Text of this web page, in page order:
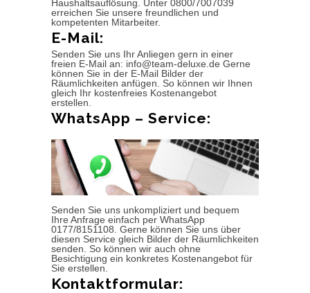
Haushaltsauflösung. Unter 0800/7007039
erreichen Sie unsere freundlichen und
kompetenten Mitarbeiter.
E-Mail:
Senden Sie uns Ihr Anliegen gern in einer
freien E-Mail an: info@team-deluxe.de Gerne
können Sie in der E-Mail Bilder der
Räumlichkeiten anfügen. So können wir Ihnen
gleich Ihr kostenfreies Kostenangebot
erstellen.
WhatsApp – Service:
Senden Sie uns unkompliziert und bequem
Ihre Anfrage einfach per WhatsApp
0177/8151108. Gerne können Sie uns über
diesen Service gleich Bilder der Räumlichkeiten
senden. So können wir auch ohne
Besichtigung ein konkretes Kostenangebot für
Sie erstellen.
Kontaktformular: